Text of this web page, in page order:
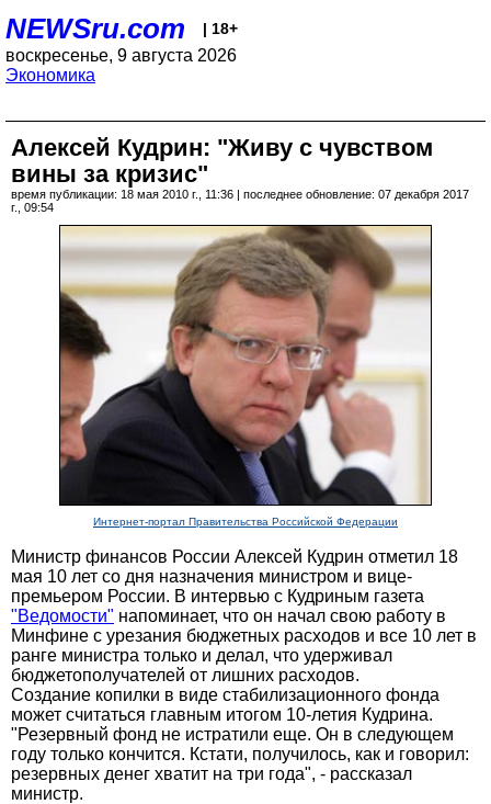
NEWSru.com | 18+
воскресенье, 9 августа 2026
Экономика
Алексей Кудрин: "Живу с чувством
вины за кризис"
время публикации: 18 мая 2010 г., 11:36 | последнее обновление: 07 декабря 2017
г., 09:54
Интернет-портал Правительства Российской Федерации
Министр финансов России Алексей Кудрин отметил 18
мая 10 лет со дня назначения министром и вице-
премьером России. В интервью с Кудриным газета
"Ведомости" напоминает, что он начал свою работу в
Минфине с урезания бюджетных расходов и все 10 лет в
ранге министра только и делал, что удерживал
бюджетополучателей от лишних расходов.
Создание копилки в виде стабилизационного фонда
может считаться главным итогом 10-летия Кудрина.
"Резервный фонд не истратили еще. Он в следующем
году только кончится. Кстати, получилось, как и говорил:
резервных денег хватит на три года", - рассказал
министр.